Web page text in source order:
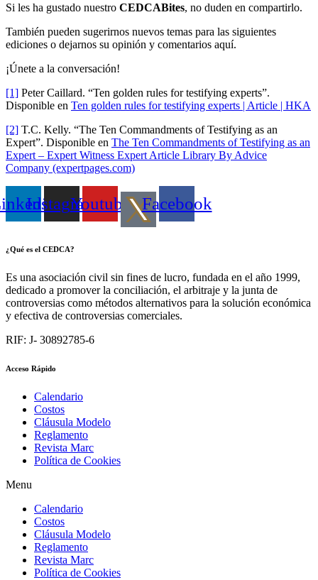
Si les ha gustado nuestro CEDCABites, no duden en compartirlo.
También pueden sugerirnos nuevos temas para las siguientes
ediciones o dejarnos su opinión y comentarios aquí.
¡Únete a la conversación!
[1] Peter Caillard. “Ten golden rules for testifying experts”.
Disponible en Ten golden rules for testifying experts | Article | HKA
[2] T.C. Kelly. “The Ten Commandments of Testifying as an
Expert”. Disponible en The Ten Commandments of Testifying as an
Expert – Expert Witness Expert Article Library By Advice
Company (expertpages.com)
InstagramYoutube Facebook
¿Qué es el CEDCA?
Es una asociación civil sin fines de lucro, fundada en el año 1999,
dedicado a promover la conciliación, el arbitraje y la junta de
controversias como métodos alternativos para la solución económica
y efectiva de controversias comerciales.
RIF: J- 30892785-6
Acceso Rápido
Calendario
Costos
Cláusula Modelo
Reglamento
Revista Marc
Política de Cookies
Menu
Calendario
Costos
Cláusula Modelo
Reglamento
Revista Marc
Política de Cookies